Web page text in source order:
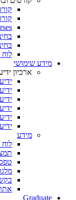
לוח
מידע שימושי
ארכיון
מידע
Graduate